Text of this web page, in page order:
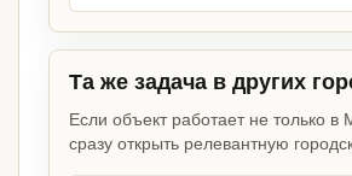
Та же задача в других
Если объект работает не только в
сразу открыть релевантную